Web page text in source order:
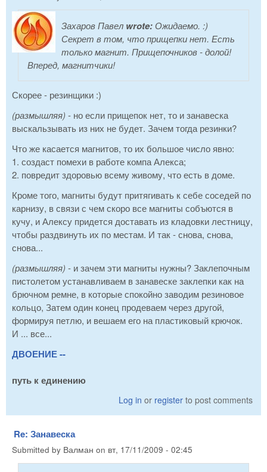
Захаров Павел wrote:Ожидаемо. :)
Секрет в том, что прищепки нет. Есть
только магнит. Прищепочников - долой!
Вперед, магнитчики!
Скорее - резинщики :)
(размышляя) - но если прищепок нет, то и занавеска
выскальзывать из них не будет. Зачем тогда резинки?
Что же касается магнитов, то их большое число явно:
1. создаст помехи в работе компа Алекса;
2. повредит здоровью всему живому, что есть в доме.
Кроме того, магниты будут притягивать к себе соседей по
карнизу, в связи с чем скоро все магниты собъются в
кучу, и Алексу придется доставать из кладовки лестницу,
чтобы раздвинуть их по местам. И так - снова, снова,
снова...
(размышляя) - и зачем эти магниты нужны? Заклепочным
пистолетом устанавливаем в занавеске заклепки как на
брючном ремне, в которые спокойно заводим резиновое
кольцо, Затем один конец продеваем через другой,
формируя петлю, и вешаем его на пластиковый крючок.
И ... все...
ДВОЕНИЕ --
путь к единению
Log in or register to post comments
Re: Занавеска
Submitted by Валман on вт, 17/11/2009 - 02:45